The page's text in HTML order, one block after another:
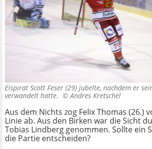
Eispirat Scott Feser (29) jubelte, nachdem er
verwandelt hatte. ©Andres Kretschel
Aus dem Nichts zog Felix Thomas (26.)
Linie ab. Aus den Birken war die Sicht
Tobias Lindberg genommen. Sollte ein
die Partie entscheiden?